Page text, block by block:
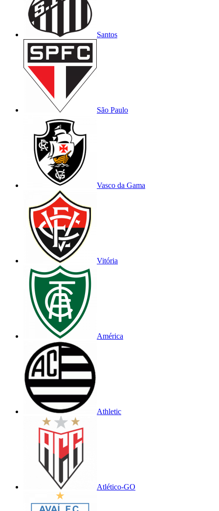
Santos
São Paulo
Vasco da Gama
Vitória
América
Athletic
Atlético-GO